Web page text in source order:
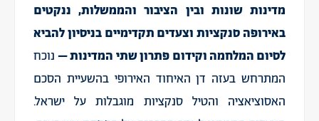
מדינות שונות ובין הציבור והממשלות, ננקטים
באירופה סנקציות וצעדים תקדימיים בניסיון להביא
לסיום המלחמה וקידום פתרון שתי המדינות –נוכח
המתרחש בעזה דן האיחוד האירופי בהשעיית הסכם
האסוציאציה והטיל סנקציות מוגבלות על ישראל.